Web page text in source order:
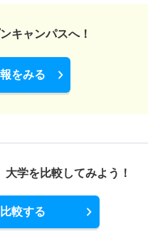
キャンパスへ！
をみる
大学を比較してみよう！
較する